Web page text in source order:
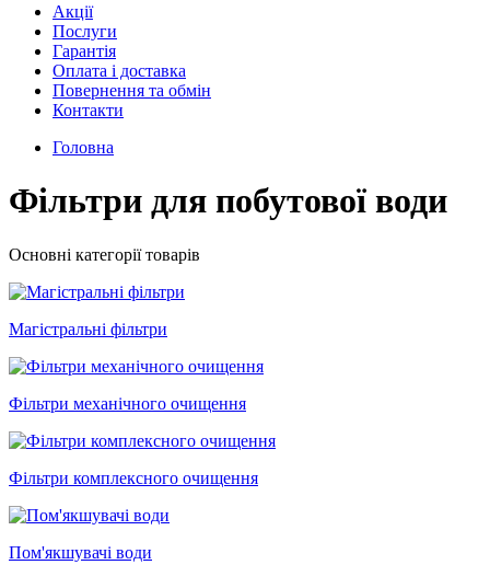
Акції
Послуги
Гарантія
Оплата і доставка
Повернення та обмін
Контакти
Головна
Фільтри для побутової води
Основні категорії товарів
Магістральні фільтри
Фільтри механічного очищення
Фільтри комплексного очищення
Пом'якшувачі води